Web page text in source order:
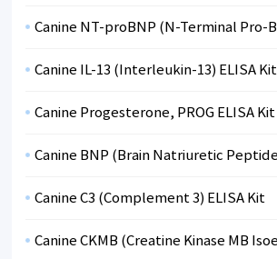
Canine IL-13 (Interleukin-13) ELISA Kit
Canine Progesterone, PROG ELISA Kit
Canine C3 (Complement 3) ELISA Kit